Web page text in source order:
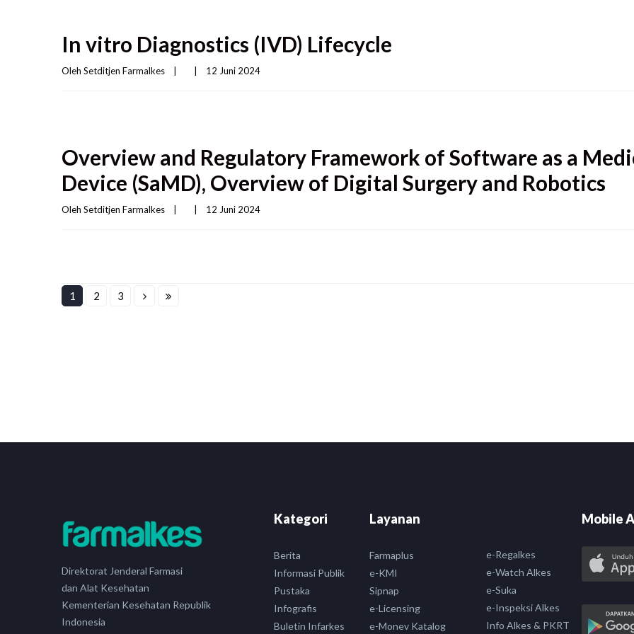
In vitro Diagnostics (IVD) Lifecycle
Oleh Setditjen Farmalkes 12 Juni 2024
Overview and Regulatory Framework of Software as a
Device (SaMD), Overview of Digital Surgery and Robotics
Oleh Setditjen Farmalkes 12 Juni 2024
1 2 3
Direktorat Jenderal Farmasi
dan Alat Kesehatan
Kementerian Kesehatan Republik
Indonesia
Kategori
Berita
Informasi Publik
Pustaka
Infografis
Buletin Infarkes
Layanan
Farmaplus
e-KMI
Sipnap
e-Licensing
e-Monev Katalog
e-Regalkes
e-Watch Alkes
e-Suka
e-Inspeksi Alkes
Info Alkes & PKRT
Mobile